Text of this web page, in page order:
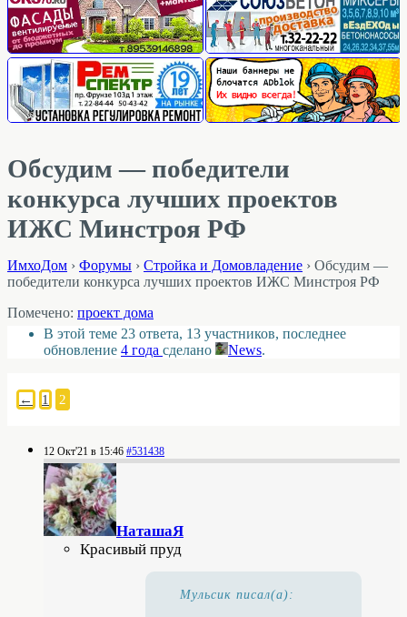
Обсудим — победители
конкурса лучших проектов
ИЖС Минстроя РФ
ИмхоДом › Форумы › Стройка и Домовладение › Обсудим —
победители конкурса лучших проектов ИЖС Минстроя РФ
Помечено: проект дома
В этой теме 23 ответа, 13 участников, последнее
обновление 4 года сделано News.
← 1 2
12 Окт'21 в 15:46 #531438
НаташаЯ
Красивый пруд
Мульсик писал(а):